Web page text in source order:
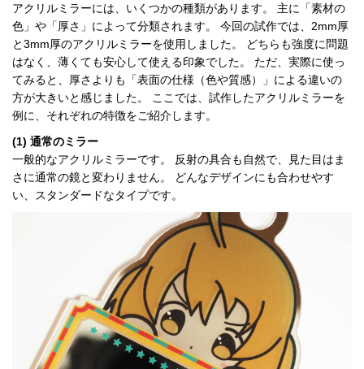
アクリルミラーには、いくつかの種類があります。 主に「素材の
色」や「厚さ」によって分類されます。 今回の試作では、2mm厚
と3mm厚のアクリルミラーを使用しました。 どちらも強度に問題
はなく、薄くても安心して使える印象でした。 ただ、実際に使っ
てみると、厚さよりも「表面の仕様（色や質感）」による違いの
方が大きいと感じました。 ここでは、試作したアクリルミラーを
例に、それぞれの特徴をご紹介します。
(1) 通常のミラー
一般的なアクリルミラーです。 反射の具合も自然で、見た目はま
さに通常の鏡と変わりません。 どんなデザインにも合わせやす
い、スタンダードなタイプです。